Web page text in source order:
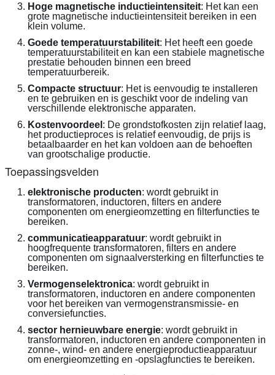
Hoge magnetische inductieintensiteit: Het kan een
grote magnetische inductieintensiteit bereiken in een
klein volume.
Goede temperatuurstabiliteit: Het heeft een goede
temperatuurstabiliteit en kan een stabiele magnetische
prestatie behouden binnen een breed
temperatuurbereik.
Compacte structuur: Het is eenvoudig te installeren
en te gebruiken en is geschikt voor de indeling van
verschillende elektronische apparaten.
Kostenvoordeel : De grondstofkosten zijn relatief laag,
het productieproces is relatief eenvoudig, de prijs is
betaalbaarder en het kan voldoen aan de behoeften
van grootschalige productie.
Toepassingsvelden
elektronische producten: wordt gebruikt in
transformatoren, inductoren, filters en andere
componenten om energieomzetting en filterfuncties te
bereiken.
communicatieapparatuur: wordt gebruikt in
hoogfrequente transformatoren, filters en andere
componenten om signaalversterking en filterfuncties te
bereiken.
Vermogenselektronica: wordt gebruikt in
transformatoren, inductoren en andere componenten
voor het bereiken van vermogenstransmissie- en
conversiefuncties.
sector hernieuwbare energie: wordt gebruikt in
transformatoren, inductoren en andere componenten in
zonne-, wind- en andere energieproductieapparatuur
om energieomzetting en -opslagfuncties te bereiken.